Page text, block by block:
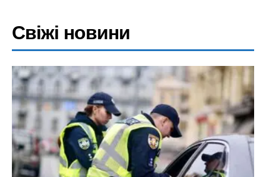
Свіжі новини